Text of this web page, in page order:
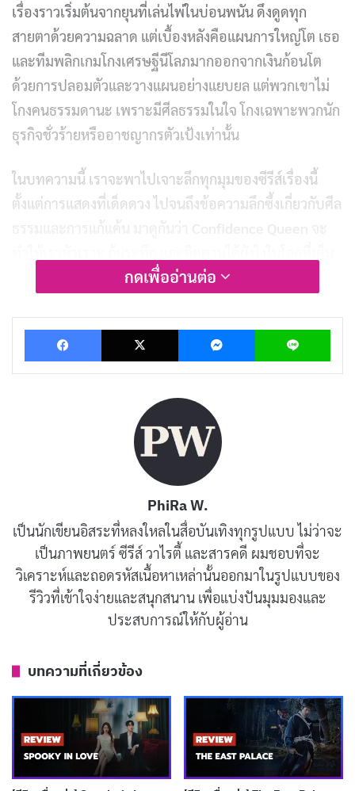
เรื่องราวเริ่มต้นจากยุนที่เล่นไพ่ในบ่อนพนัน ดึงดูดทุก
สายตาด้วยความฉลาด แต่เบื้องหลังคือแผนการใหญ่โต เธอ
และทีมพลิกเกมโกงเศรษฐีนีโลภมากออกจากเงินก้อนโต
ด้วยการปลอมตัวและวางแผนอย่างแยบยล แต่พวกเขาไม่
โกงคนธรรมดานะ เพราะมีศีลธรรมในใจ โกงเฉพาะพวกนัก
ธุรกิจชั่วร้ายหรืออาชญากรตัวเป้งเท่านั้น
ในบทความนี้ เราจะพาไปเจาะลึกทุกมุมของซีรีส์เรื่องนี้
ตั้งแต่การแสดงที่เด็ดดวง ไปจนถึงข้อความลึกซึ้งเกี่ยวกับศีล
ธรรมและการแก้แค้น มาดูกันว่า
ไปด้วยความไม่ยุติธรรม
รีวิวและเรื่องย่อ Confidence Queen
(ราชินีนักต้ม)
Confidence Queenเล่าเรื่องการสร้างทีมนักต้มตุ๋นที่เรียก
ตัวเองว่า “ทีมราชินีนักต้ม” นำโดยยุน อีรัง แสดงโดยพัค มิ
นยอง (Park Min-young) สาวฉลาดหลักแหลมที่เคยร่ำรวย
แต่เสียหมดทุกอย่าง เธอเลยหันมาวางแผนโกงคนชั่วร้ายใน
สังคมชั้นสูง เช่น พวกนักธุรกิจโลภมากหรือแก๊งอาชญากร
ทีมนี้ไม่ใช่แค่นักโกงธรรมดา แต่พวกเขาวางแผนละเอียดยิบ
ใช้การปลอมตัวและกลยุทธ์สุดแยบยลเพื่อพลิกเกมให้ตัวเอง
ชนะ
กดเพื่ออ่านต่อ
Facebook X Messenger Line
PhiRa W.
เป็นนักเขียนอิสระที่หลงใหลในสื่อบันเทิงทุกรูปแบบ ไม่ว่าจะ
เป็นภาพยนตร์ ซีรีส์ วาไรตี้ และสารคดี ผมชอบที่จะ
วิเคราะห์และถอดรหัสเนื้อหาเหล่านั้นออกมาในรูปแบบของ
รีวิวที่เข้าใจง่ายและสนุกสนาน เพื่อแบ่งปันมุมมองและ
ประสบการณ์ให้กับผู้อ่าน
บทความที่เกี่ยวข้อง